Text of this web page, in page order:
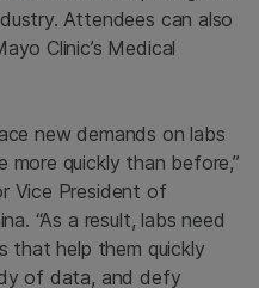
Attendees can also
Clinic’s Medical
new demands on labs
quickly than before,”
Vice President of
“As a result, labs need
that help them quickly
of data, and defy